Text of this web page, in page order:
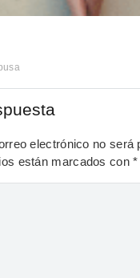
electrónico no será
están marcados con*